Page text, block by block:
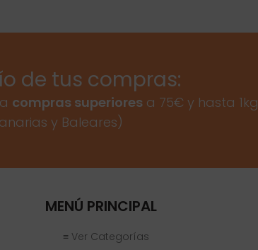
de tus compras:
compras superiores a 75€ y hasta 1kg
y Baleares)
MENÚ PRINCIPAL
≡ Ver Categorías